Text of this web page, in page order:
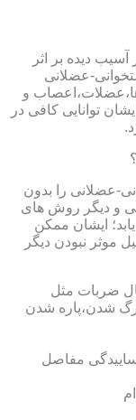
دیده بر اثر
عضلانی
و
توانایی کافی در
عضلانی را بدون
و دیگر روش های
ایشان ممکن
موثر نبودن دیگر
ضربات مثل
شدن،پاره شدن
مفاصل